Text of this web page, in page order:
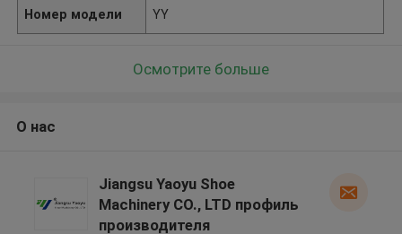
Номер модели YY
Осмотрите больше
О нас
Jiangsu Yaoyu Shoe
Machinery CO., LTD профиль
производителя